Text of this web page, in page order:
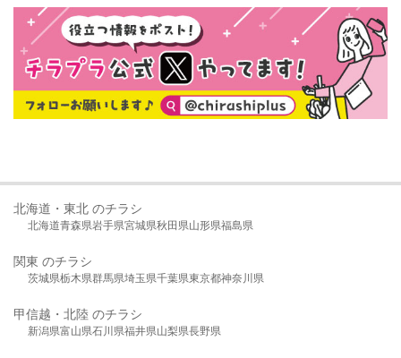
北海道・東北 のチラシ
北海道青森県岩手県宮城県秋田県山形県福島県
関東 のチラシ
茨城県栃木県群馬県埼玉県千葉県東京都神奈川県
甲信越・北陸 のチラシ
新潟県富山県石川県福井県山梨県長野県